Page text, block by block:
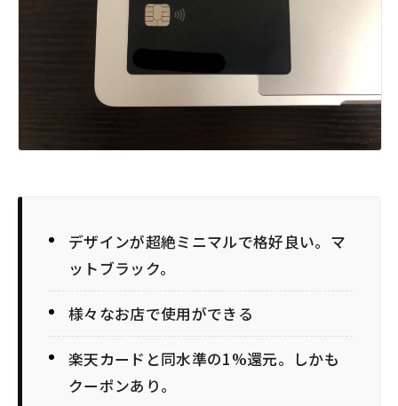
デザインが超絶ミニマルで格好良い。マ
ットブラック。
様々なお店で使用ができる
楽天カードと同水準の1%還元。しかも
クーポンあり。